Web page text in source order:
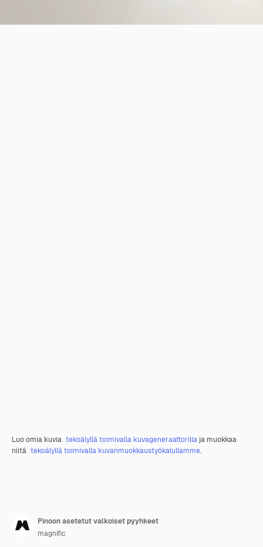
Luo omia kuvia tekoälyllä toimivalla kuvageneraattorilla ja muokkaa
niitä tekoälyllä toimivalla kuvanmuokkaustyökalullamme.
Pinoon asetetut valkoiset pyyhkeet
magnific